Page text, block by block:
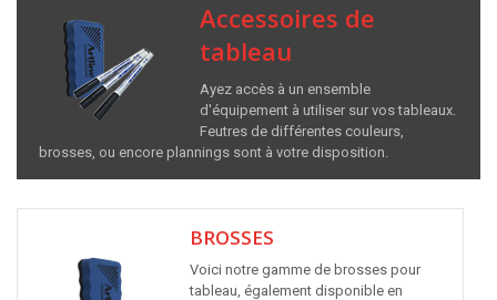
Accessoires de
tableau
Ayez accès à un ensemble
d'équipement à utiliser sur vos tableaux.
Feutres de différentes couleurs,
brosses, ou encore plannings sont à votre disposition.
BROSSES
Voici notre gamme de brosses pour
tableau, également disponible en